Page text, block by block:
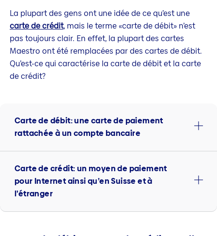
La plupart des gens ont une idée de ce qu’est une
carte de crédit, mais le terme «carte de débit» n’est
pas toujours clair. En effet, la plupart des cartes
Maestro ont été remplacées par des cartes de débit.
Qu’est-ce qui caractérise la carte de débit et la carte
de crédit?
Carte de débit: une carte de paiement
rattachée à un compte bancaire
Carte de crédit: un moyen de paiement
pour Internet ainsi qu’en Suisse et à
l’étranger